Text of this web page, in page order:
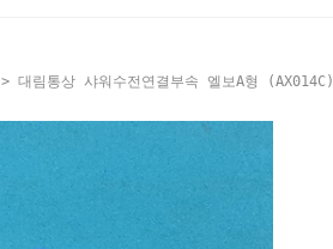
> 대림통상 샤워수전연결부속 엘보A형 (AX014C)